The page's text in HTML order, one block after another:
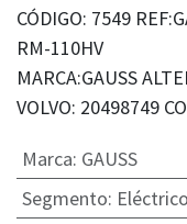
CÓDIGO: 7549
RM-110HV
MARCA:GAUSS
VOLVO: 20498749
Marca: GAUSS
Segmento: